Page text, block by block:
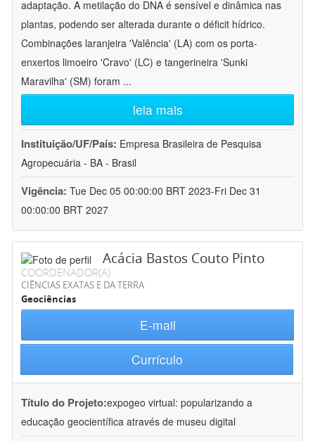
adaptação. A metilação do DNA é sensível e dinâmica nas
plantas, podendo ser alterada durante o déficit hídrico.
Combinações laranjeira 'Valência' (LA) com os porta-
enxertos limoeiro 'Cravo' (LC) e tangerineira 'Sunki
Maravilha' (SM) foram ...
leia mais
Instituição/UF/País: Empresa Brasileira de Pesquisa
Agropecuária - BA - Brasil
Vigência: Tue Dec 05 00:00:00 BRT 2023-Fri Dec 31
00:00:00 BRT 2027
Acácia Bastos Couto Pinto
COORDENADOR(A)
CIÊNCIAS EXATAS E DA TERRA
Geociências
E-mail
Currículo
Título do Projeto:expogeo virtual: popularizando a
educação geocientífica através de museu digital